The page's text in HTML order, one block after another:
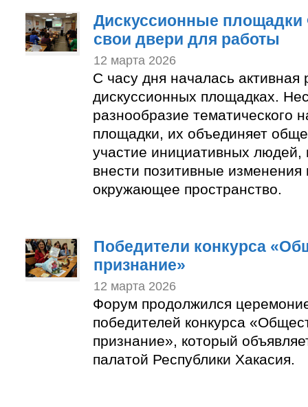
Дискуссионные
свои двери для работы
12 марта 2026
С часу дня началась
дискуссионных площадках.
разнообразие тематического
площадки, их объединяет
участие инициативных
внести позитивные
окружающее пространство.
Победители конкурса
признание»
12 марта 2026
Форум продолжился
победителей конкурса
признание», который
палатой Республики Хакасия.